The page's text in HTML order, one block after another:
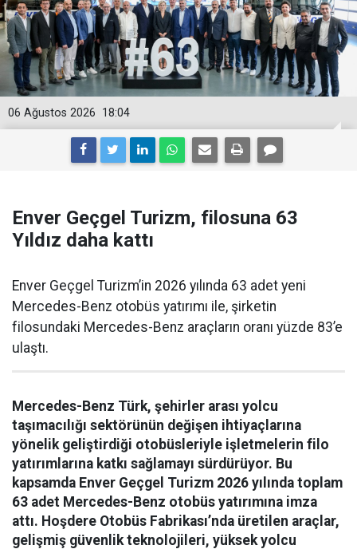
18:04
06 Ağustos 2026
Enver Geçgel Turizm, filosuna 63
Yıldız daha kattı
Enver Geçgel Turizm’in 2026 yılında 63 adet yeni
Mercedes-Benz otobüs yatırımı ile, şirketin
filosundaki Mercedes-Benz araçların oranı yüzde 83’e
ulaştı.
Mercedes-Benz Türk, şehirler arası yolcu
taşımacılığı sektörünün değişen ihtiyaçlarına
yönelik geliştirdiği otobüsleriyle işletmelerin filo
yatırımlarına katkı sağlamayı sürdürüyor. Bu
kapsamda Enver Geçgel Turizm 2026 yılında toplam
63 adet Mercedes-Benz otobüs yatırımına imza
attı. Hoşdere Otobüs Fabrikası’nda üretilen araçlar,
gelişmiş güvenlik teknolojileri, yüksek yolcu